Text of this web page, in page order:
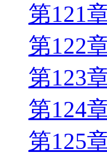
第121
第122
第123
第124
第125